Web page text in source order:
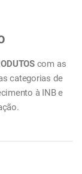
com as
categorias de
à INB e